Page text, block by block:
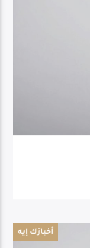
أخبارَك إيه